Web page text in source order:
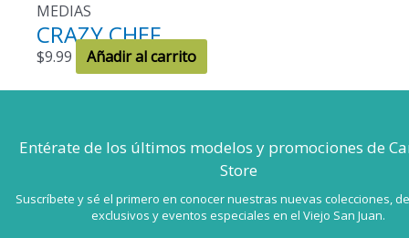
MEDIAS
CRAZY CHEF
$9.99 Añadir al carrito
Entérate de los últimos modelos y promociones de
Store
Suscríbete y sé el primero en conocer nuestras nuevas colecciones,
exclusivos y eventos especiales en el Viejo San Juan.